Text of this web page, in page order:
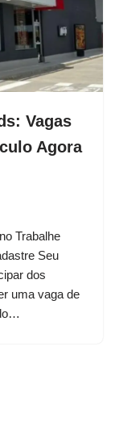
Vagas
Agora
Trabalhe
Seu
dos
uma vaga de